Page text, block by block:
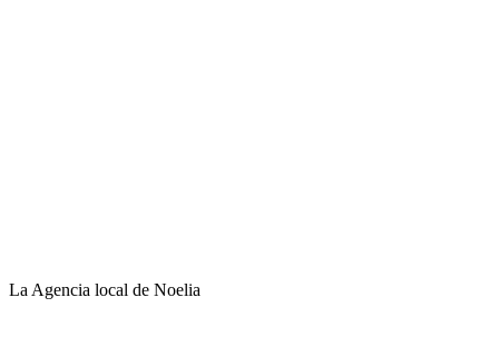
La Agencia local de Noelia